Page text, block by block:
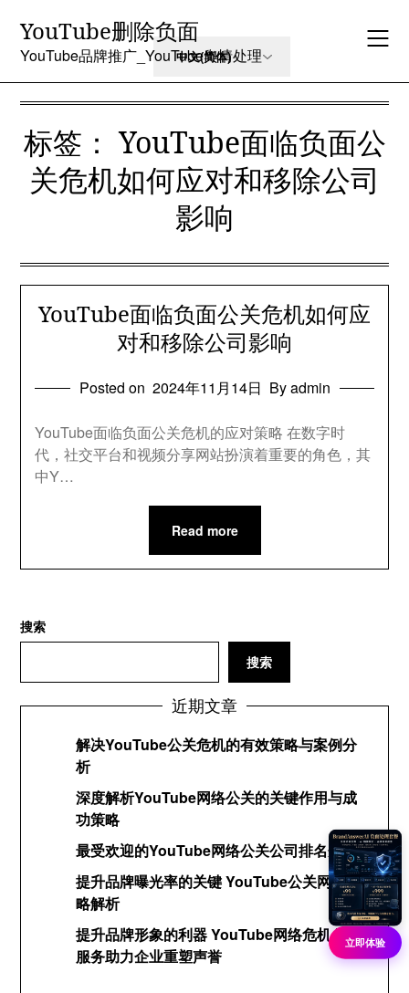
content
YouTube删除负面
YouTube品牌推广_YouTube舆情处理
标签：YouTube面临负面公
关危机如何应对和移除公司
影响
YouTube面临负面公关危机如何应
对和移除公司影响
Posted on 2024年11月14日 By admin
YouTube面临负面公关危机的应对策略 在数字时
代，社交平台和视频分享网站扮演着重要的角色，其
中Y…
Read more
搜索
搜索
近期文章
解决YouTube公关危机的有效策略与案例分
析
深度解析YouTube网络公关的关键作用与成
功策略
最受欢迎的YouTube网络公关公司排名分析
提升品牌曝光率的关键 YouTube公关网络策
略解析
提升品牌形象的利器 YouTube网络危机公关
服务助力企业重塑声誉
立即体验